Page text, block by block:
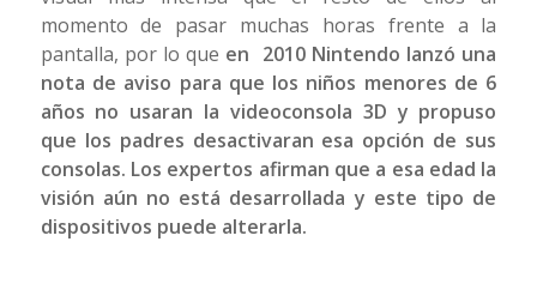
momento de pasar muchas horas frente a la
pantalla, por lo que en 2010 Nintendo lanzó una
nota de aviso para que los niños menores de 6
años no usaran la videoconsola 3D y propuso
que los padres desactivaran esa opción de sus
consolas. Los expertos afirman que a esa edad la
visión aún no está desarrollada y este tipo de
dispositivos puede alterarla.